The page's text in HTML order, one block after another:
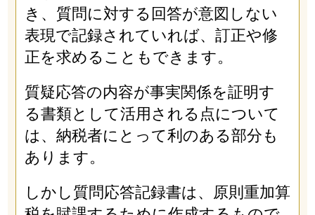
き、質問に対する回答が意図しない
表現で記録されていれば、訂正や修
正を求めることもできます。
質疑応答の内容が事実関係を証明す
る書類として活用される点について
は、納税者にとって利のある部分も
あります。
しかし質問応答記録書は、原則重加算